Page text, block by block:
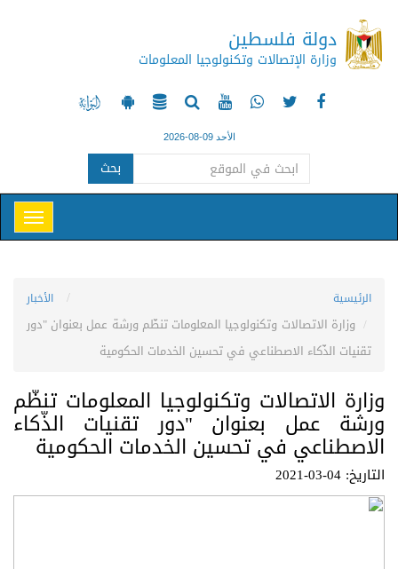
دولة فلسطين
وزارة الإتصالات وتكنولوجيا المعلومات
الأحد 09-08-2026
بحث
الرئيسية الأخبار
وزارة الاتصالات وتكنولوجيا المعلومات تنظّم ورشة عمل بعنوان "دور
تقنيات الذّكاء الاصطناعي في تحسين الخدمات الحكومية
وزارة الاتصالات وتكنولوجيا المعلومات تنظّم
ورشة عمل بعنوان "دور تقنيات الذّكاء
الاصطناعي في تحسين الخدمات الحكومية
التاريخ: 04-03-2021